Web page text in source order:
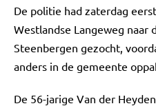
De politie had zaterdag
Westlandse Langeweg
Steenbergen gezocht,
anders in de gemeente
De 56-jarige Van der